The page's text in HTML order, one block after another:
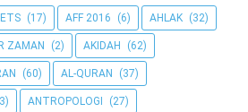
(17) AFF 2016 (6) AHLAK (32)
ZAMAN (2) AKIDAH (62)
(60) AL-QURAN (37)
ANTROPOLOGI (27)